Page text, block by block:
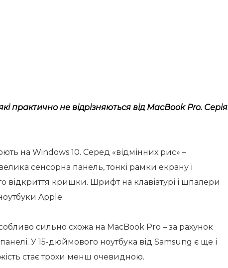
практично не відрізняються від MacBook Pro. Серія
на Windows 10. Серед «відмінних рис» –
сенсорна панель, тонкі рамки екрану і
відкриття кришки. Шрифт на клавіатурі і шпалери
Apple.
сильно схожа на MacBook Pro – за рахунок
У 15-дюймового ноутбука від Samsung є ще і
стає трохи менш очевидною.